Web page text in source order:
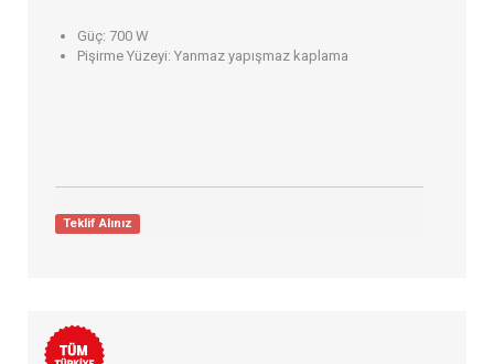
Güç: 700 W
Pişirme Yüzeyi: Yanmaz yapışmaz kaplama
Teklif Alınız